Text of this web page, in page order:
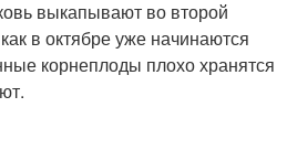
выкапывают во второй
в октябре уже начинаются
корнеплоды плохо хранятся